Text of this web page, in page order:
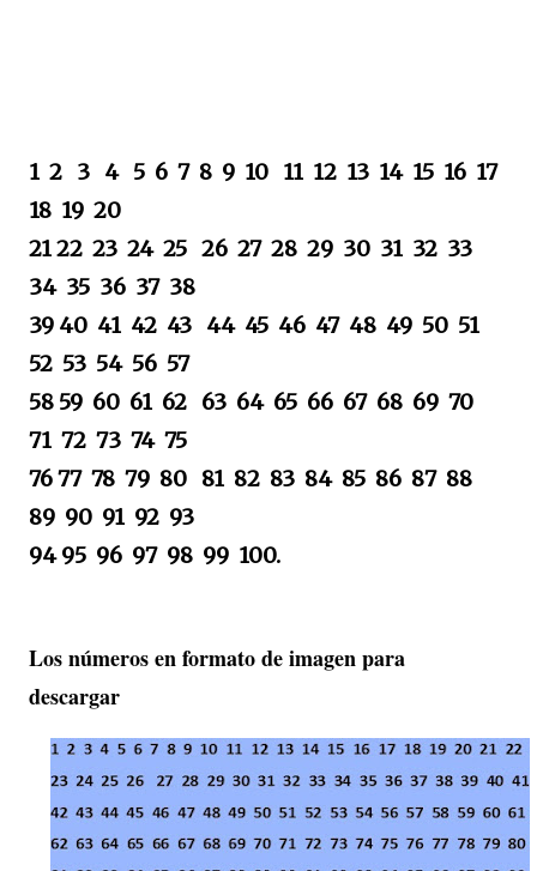
1 2 3 4 5 6 7 8 9 10 11 12 13 14 15 16 17
18 19 20
21 22 23 24 25 26 27 28 29 30 31 32 33
34 35 36 37 38
39 40 41 42 43 44 45 46 47 48 49 50 51
52 53 54 56 57
58 59 60 61 62 63 64 65 66 67 68 69 70
71 72 73 74 75
76 77 78 79 80 81 82 83 84 85 86 87 88
89 90 91 92 93
94 95 96 97 98 99 100.
Los números en formato de imagen para
descargar